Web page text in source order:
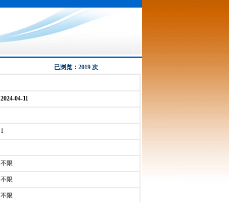
已浏览：2019 次
2024-04-11
1
不限
不限
不限